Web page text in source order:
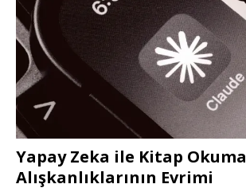
Yapay Zeka ile Kitap Okuma
Alışkanlıklarının Evrimi